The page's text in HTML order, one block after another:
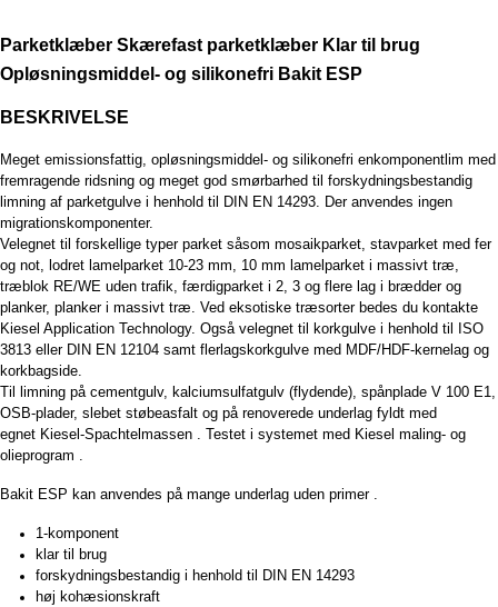
Parketklæber Skærefast parketklæber Klar til brug
Opløsningsmiddel- og silikonefri Bakit ESP
BESKRIVELSE
Meget emissionsfattig, opløsningsmiddel- og silikonefri enkomponentlim med
fremragende ridsning og meget god smørbarhed til forskydningsbestandig
limning af parketgulve i henhold til DIN EN 14293. Der anvendes ingen
migrationskomponenter.
Velegnet til forskellige typer parket såsom mosaikparket, stavparket med fer
og not, lodret lamelparket 10-23 mm, 10 mm lamelparket i massivt træ,
træblok RE/WE uden trafik, færdigparket i 2, 3 og flere lag i brædder og
planker, planker i massivt træ. Ved eksotiske træsorter bedes du kontakte
Kiesel Application Technology. Også velegnet til korkgulve i henhold til ISO
3813 eller DIN EN 12104 samt flerlagskorkgulve med MDF/HDF-kernelag og
korkbagside.
Til limning på cementgulv, kalciumsulfatgulv (flydende), spånplade V 100 E1,
OSB-plader, slebet støbeasfalt og på renoverede underlag fyldt med
egnet Kiesel-Spachtelmassen . Testet i systemet med Kiesel maling- og
olieprogram .
Bakit ESP kan anvendes på mange underlag uden primer .
1-komponent
klar til brug
forskydningsbestandig i henhold til DIN EN 14293
høj kohæsionskraft